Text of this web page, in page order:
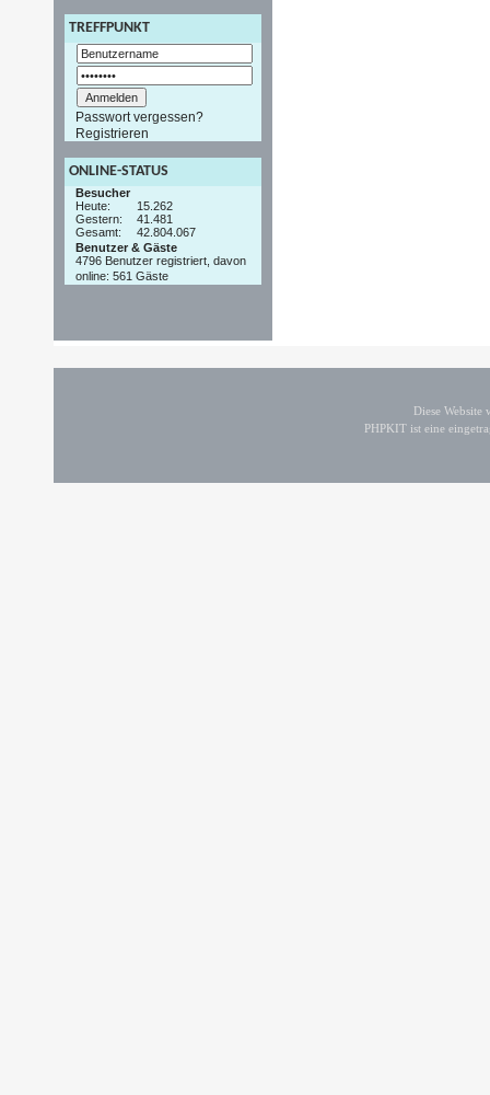
TREFFPUNKT
Passwort vergessen?
Registrieren
ONLINE-STATUS
Besucher
Heute:
15.262
Gestern:
41.481
Gesamt:
42.804.067
Benutzer & Gäste
4796 Benutzer registriert, davon
online: 561 Gäste
Diese
PHPKIT ist eine